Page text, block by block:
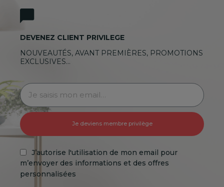
DEVENEZ CLIENT PRIVILEGE
NOUVEAUTÉS, AVANT PREMIÈRES, PROMOTIONS
EXCLUSIVES…
Je deviens membre privilège
J’autorise l'utilisation de mon email pour
m’envoyer des informations et des offres
personnalisées